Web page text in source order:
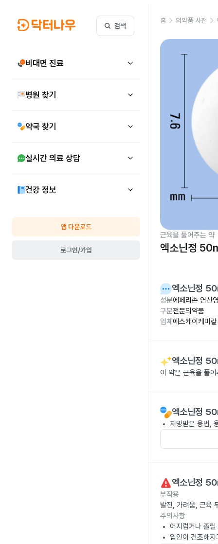
검색
비대면 진료
병원 찾기
약국 찾기
실시간 의료 상담
건강 정보
앱 다운로드
로그인/가입
홈 의약품 사전
근육을 풀어주는 약
엑소닌정
엑소닌정
성분에페리손 염산
구분전문의약품
업체 에스케이케미
엑소닌정
이 약은 근육을 풀
엑소닌정
처방받은 용법,
엑소닌정
부작용
발진, 가려움, 근육
주의사항
어지럽거나 졸
입안이 건조해